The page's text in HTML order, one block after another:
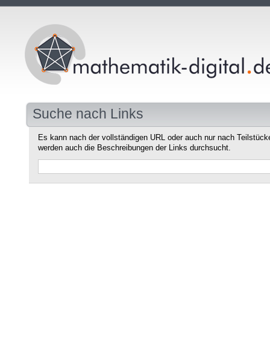
Suche nach Links
Es kann nach der vollständigen URL oder auch nur nach
werden auch die Beschreibungen der Links durchsucht.